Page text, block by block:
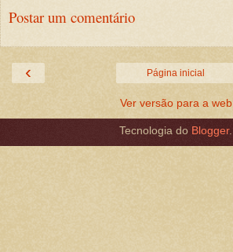
Postar um comentário
‹ Página inicial
Ver versão para a web
Tecnologia do Blogger.